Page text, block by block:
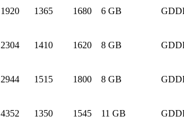
1920 1365 1680 6 GB
2304 1410 1620 8 GB
2944 1515 1800 8 GB
4352 1350 1545 11 GB